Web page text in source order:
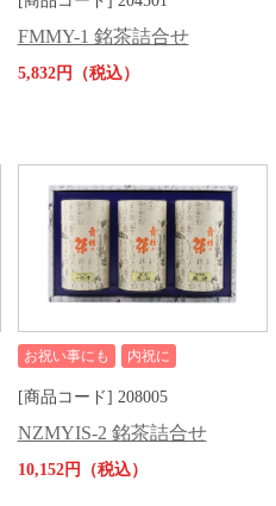
FMMY-1 銘茶詰合せ
5,832円（税込）
お祝い事にも 内祝に
[商品コード] 208005
NZMYIS-2 銘茶詰合せ
10,152円（税込）